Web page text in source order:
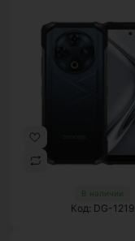
В наличии
Код: DG-1219